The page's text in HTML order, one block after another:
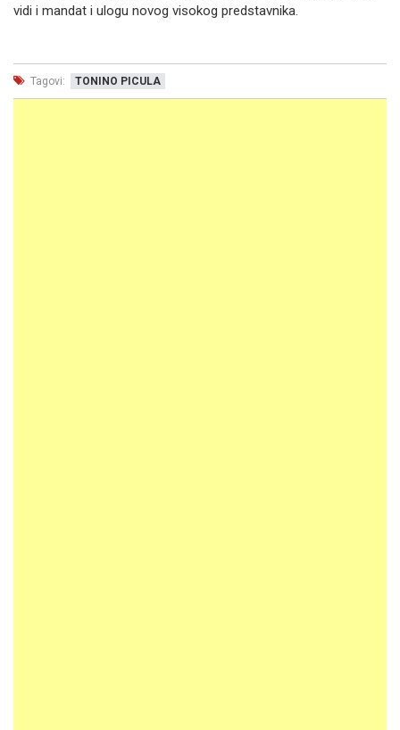
vidi i mandat i ulogu novog visokog predstavnika.
Tagovi: TONINO PICULA